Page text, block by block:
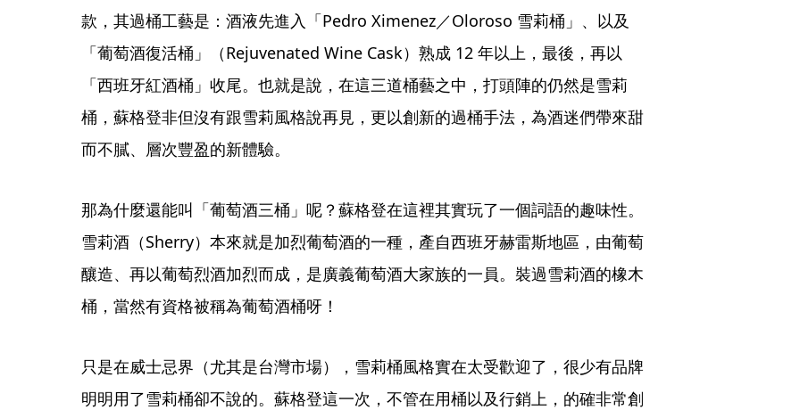
款，其過桶工藝是：酒液先進入「Pedro Ximenez／Oloroso 雪莉桶」、以及
「葡萄酒復活桶」（Rejuvenated Wine Cask）熟成 12 年以上，最後，再以
「西班牙紅酒桶」收尾。也就是說，在這三道桶藝之中，打頭陣的仍然是雪莉
桶，蘇格登非但沒有跟雪莉風格說再見，更以創新的過桶手法，為酒迷們帶來甜
而不膩、層次豐盈的新體驗。
那為什麼還能叫「葡萄酒三桶」呢？蘇格登在這裡其實玩了一個詞語的趣味性。
雪莉酒（Sherry）本來就是加烈葡萄酒的一種，產自西班牙赫雷斯地區，由葡萄
釀造、再以葡萄烈酒加烈而成，是廣義葡萄酒大家族的一員。裝過雪莉酒的橡木
桶，當然有資格被稱為葡萄酒桶呀！
只是在威士忌界（尤其是台灣市場），雪莉桶風格實在太受歡迎了，很少有品牌
明明用了雪莉桶卻不說的。蘇格登這一次，不管在用桶以及行銷上，的確非常創